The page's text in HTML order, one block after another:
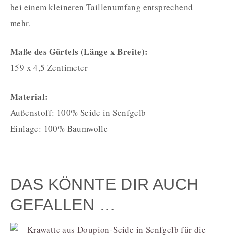
bei einem kleineren Taillenumfang entsprechend
mehr.
Maße des Gürtels (Länge x Breite):
159 x 4,5 Zentimeter
Material:
Außenstoff: 100% Seide in Senfgelb
Einlage: 100% Baumwolle
DAS KÖNNTE DIR AUCH
GEFALLEN …